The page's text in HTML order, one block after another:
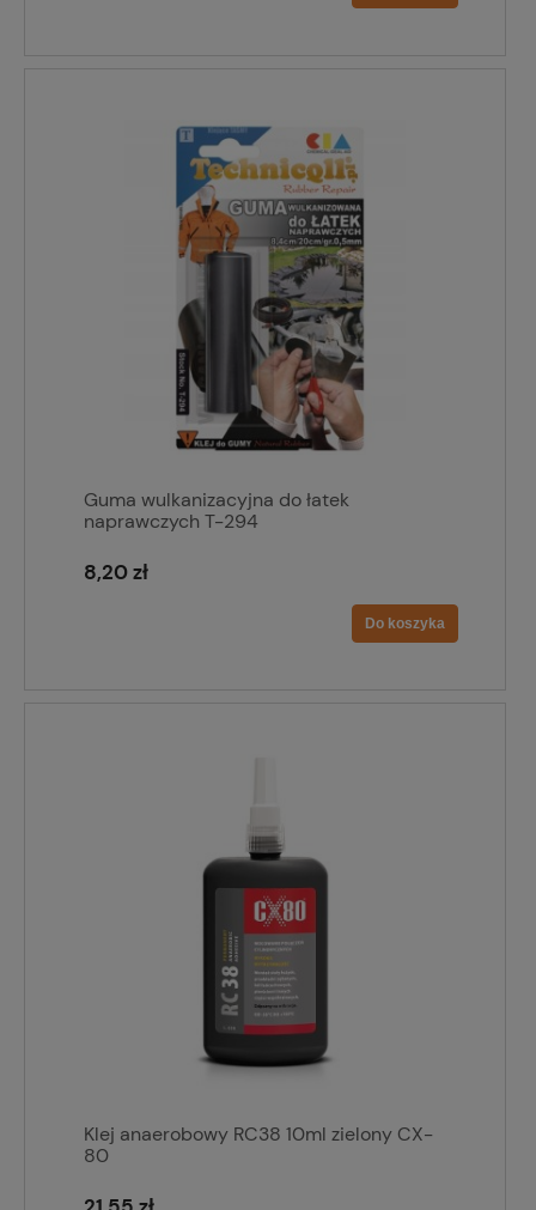
Guma wulkanizacyjna do łatek
naprawczych T-294
8,20 zł
Do koszyka
Klej anaerobowy RC38 10ml zielony CX-
80